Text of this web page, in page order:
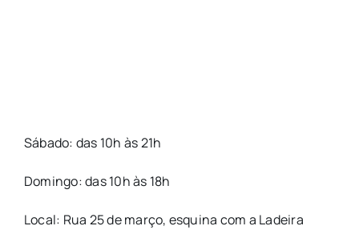
Sábado: das 10h às 21h
Domingo: das 10h às 18h
Local: Rua 25 de março, esquina com a Ladeira